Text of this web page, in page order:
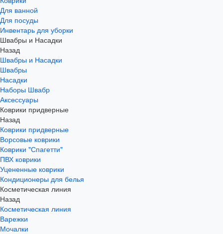
Для ванной
Для посуды
Инвентарь для уборки
Швабры и Насадки
Назад
Швабры и Насадки
Швабры
Насадки
Наборы Швабр
Аксессуары
Коврики придверные
Назад
Коврики придверные
Ворсовые коврики
Коврики "Спагетти"
ПВХ коврики
Уцененные коврики
Кондиционеры для белья
Косметическая линия
Назад
Косметическая линия
Варежки
Мочалки